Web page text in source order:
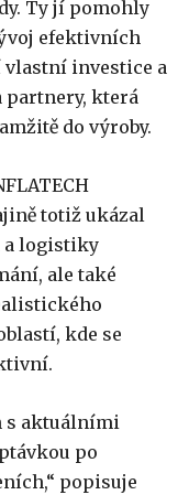
Ty jí pomohly
efektivních
vlastní investice a
partnery, která
do výroby.
totiž ukázal
a logistiky
ale také
kde se
s aktuálními
po
popisuje